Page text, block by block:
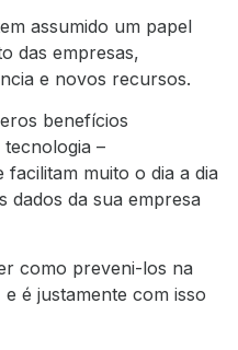
assumido um papel
das empresas,
e novos recursos.
benefícios
–
facilitam muito o dia a dia
dados da sua empresa
como preveni-los na
é justamente com isso